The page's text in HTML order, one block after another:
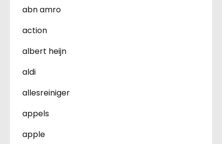
abn amro
action
albert heijn
aldi
allesreiniger
appels
apple